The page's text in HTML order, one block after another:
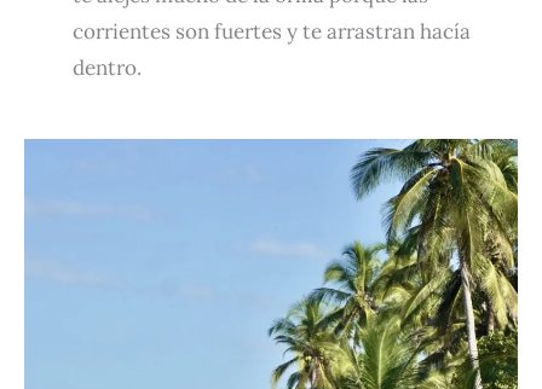
corrientes son fuertes y te arrastran hacía
dentro.